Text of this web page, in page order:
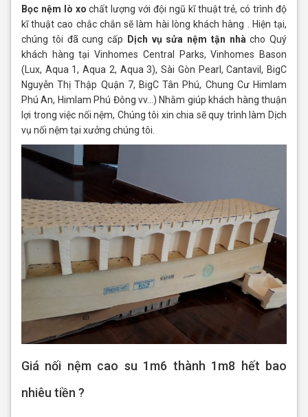
Bọc nệm lò xo chất lượng với đội ngũ kĩ thuật trẻ, có trình độ
kĩ thuật cao chắc chắn sẽ làm hài lòng khách hàng . Hiện tại,
chúng tôi đã cung cấp
Dịch vụ sửa nệm tận nhà cho Quý
khách hàng tại Vinhomes Central Parks, Vinhomes Bason
(Lux, Aqua 1, Aqua 2, Aqua 3), Sài Gòn Pearl, Cantavil, BigC
Nguyễn Thị Thập Quận 7, BigC Tân Phú, Chung Cư Himlam
Phú An, Himlam Phú Đông vv…) Nhằm giúp khách hàng thuận
lợi trong việc nối nệm, Chúng tôi xin chia sẽ quy trình làm Dịch
vụ nối nệm tại xưởng chúng tôi.
Giá nối nệm cao su 1m6 thành 1m8 hết bao
nhiêu tiền ?